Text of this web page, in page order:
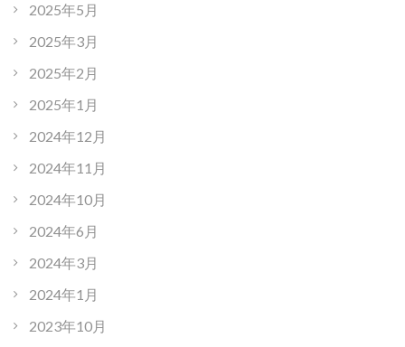
2025年5月
2025年3月
2025年2月
2025年1月
2024年12月
2024年11月
2024年10月
2024年6月
2024年3月
2024年1月
2023年10月